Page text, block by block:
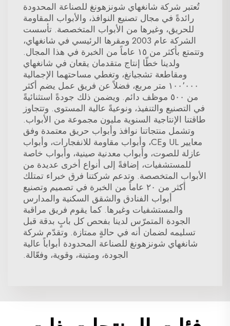
تُعتبر شركة شانغهاي شونزهونغ للصناعة المحدودة
رائدةً في مجال تصنيع النوافذ، والأبواب المقاومة
للحريق، وغيرها من الأبواب المتخصصة. تأسست
الشركة عام 2003 ومقرها الرئيسي في شانغهاي،
وتتمتع بأكثر من ١٥ عاماً من الخبرة في هذا المجال.
ولدينا خطّا إنتاج متقدمان يقعان في شانغهاي
ومقاطعة تشجيانغ، وتغطي مساحتهما الإجمالية
١٠٠٬٠٠٠ متر مربع، فضلاً عن فريق عمل يضم أكثر
من ٥٠٠ موظف دائم. ويضمن ذلك جودةً استثنائيةً
في التصنيع والتنفيذ، ونوعيةً عالية المستوى. وتتجاوز
طاقتنا الإنتاجية السنوية مليون مجموعة من الأبواب.
وتشمل منتجاتنا نوافذ وأبواب حريق معتمدة وفق
معايير UL وCE، وأبواب مقاومة للانفجارات، وأبواب
عازلة للصوت، وأبواب معدنية صينية، وأبواب خاصة
للمستشفيات، إضافةً إلى أنواع أخرى عديدة من
الأبواب المتخصصة. وتدعم شركتنا فرق خبراء تمتلك
أكثر من ٢٠ عاماً من الخبرة في تصميم وتصنيع
أبواب الفنادق والشقق السكنية والمدارس
والمستشفيات وغيرها. كما يقوم فريق مراقبة
الجودة المتمرّس لدينا بفحص كل بابٍ بدقة قبل
تسليمه لضمان أنه في حالةٍ ممتازة. وتقدّم شركة
شانغهاي شونزهونغ للصناعة المحدودة أبواباً عالية
الجودة، ومتينة، وقوية، وفعّالة.